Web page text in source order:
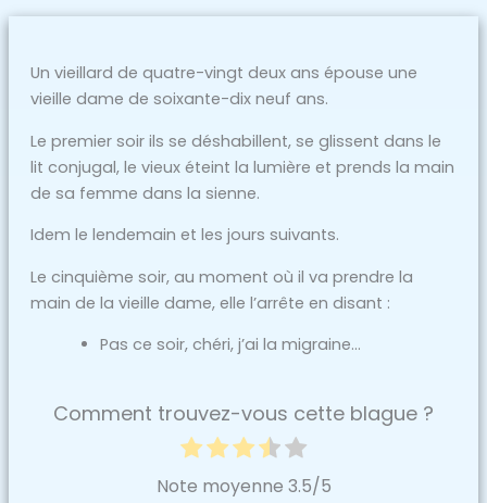
Un vieillard de quatre-vingt deux ans épouse une
vieille dame de soixante-dix neuf ans.
Le premier soir ils se déshabillent, se glissent dans le
lit conjugal, le vieux éteint la lumière et prends la main
de sa femme dans la sienne.
Idem le lendemain et les jours suivants.
Le cinquième soir, au moment où il va prendre la
main de la vieille dame, elle l’arrête en disant :
Pas ce soir, chéri, j’ai la migraine…
Comment trouvez-vous cette blague ?
Note moyenne 3.5/5